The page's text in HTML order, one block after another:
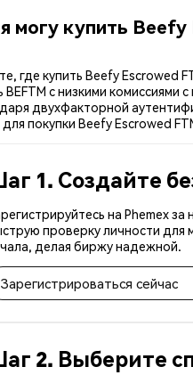
могу купить
где купить Beefy Escrowed
BEFTM с низкими
двухфакторной
покупки Beefy Escrowed
1. Создайте
на Phemex
проверку личности для
делая биржу надежной.
Зарегистрироваться сейчас
2. Выберите